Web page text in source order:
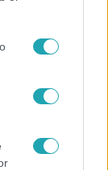
a politikai